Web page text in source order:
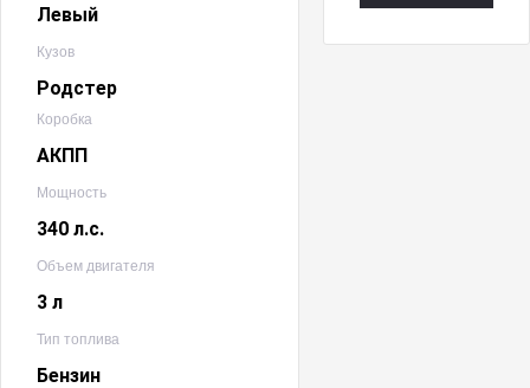
Левый
Кузов
Родстер
Коробка
АКПП
Мощность
340 л.с.
Объем двигателя
3 л
Тип топлива
Бензин